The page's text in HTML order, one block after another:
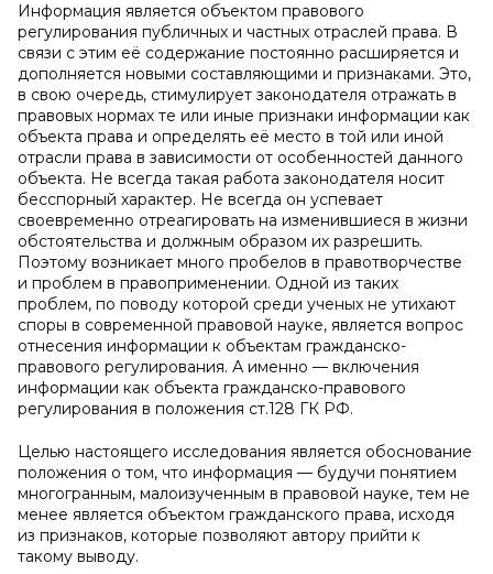
Информация является объектом правового
регулирования публичных и частных отраслей права. В
связи с этим её содержание постоянно расширяется и
дополняется новыми составляющими и признаками. Это,
в свою очередь, стимулирует законодателя отражать в
правовых нормах те или иные признаки информации как
объекта права и определять её место в той или иной
отрасли права в зависимости от особенностей данного
объекта. Не всегда такая работа законодателя носит
бесспорный характер. Не всегда он успевает
своевременно отреагировать на изменившиеся в жизни
обстоятельства и должным образом их разрешить.
Поэтому возникает много пробелов в правотворчестве
и проблем в правоприменении. Одной из таких
проблем, по поводу которой среди ученых не утихают
споры в современной правовой науке, является вопрос
отнесения информации к объектам гражданско-
правового регулирования. А именно — включения
информации как объекта гражданско-правового
регулирования в положения ст.128 ГК РФ.
Целью настоящего исследования является обоснование
положения о том, что информация — будучи понятием
многогранным, малоизученным в правовой науке, тем не
менее является объектом гражданского права, исходя
из признаков, которые позволяют автору прийти к
такому выводу.